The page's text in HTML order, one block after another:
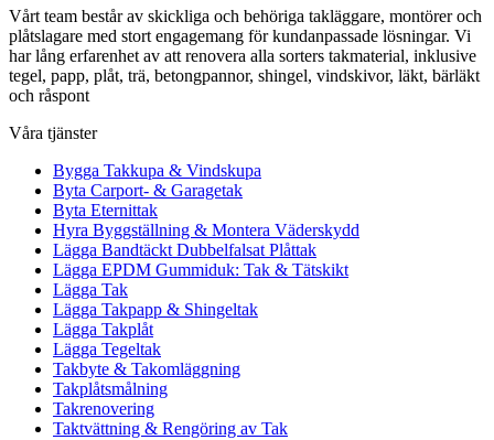
Vårt team består av skickliga och behöriga takläggare, montörer och
plåtslagare med stort engagemang för kundanpassade lösningar. Vi
har lång erfarenhet av att renovera alla sorters takmaterial, inklusive
tegel, papp, plåt, trä, betongpannor, shingel, vindskivor, läkt, bärläkt
och råspont
Våra tjänster
Bygga Takkupa & Vindskupa
Byta Carport- & Garagetak
Byta Eternittak
Hyra Byggställning & Montera Väderskydd
Lägga Bandtäckt Dubbelfalsat Plåttak
Lägga EPDM Gummiduk: Tak & Tätskikt
Lägga Tak
Lägga Takpapp & Shingeltak
Lägga Takplåt
Lägga Tegeltak
Takbyte & Takomläggning
Takplåtsmålning
Takrenovering
Taktvättning & Rengöring av Tak